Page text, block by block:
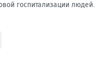
госпитализации людей.